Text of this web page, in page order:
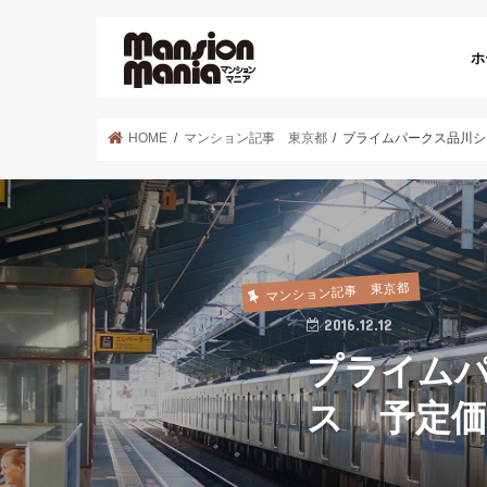
HOME マンション記事 東京都 プライムパークス品川
マンション記事 東京都
2016.12.12
プライム
ス 予定価